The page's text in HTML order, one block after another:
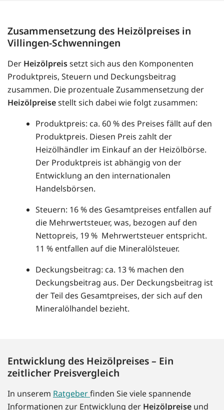
Zusammensetzung des Heizölpreises in
Villingen-Schwenningen
Der Heizölpreissetzt sich aus den Komponenten
Produktpreis, Steuern und Deckungsbeitrag
zusammen. Die prozentuale Zusammensetzung der
Heizölpreisestellt sich dabei wie folgt zusammen:
Produktpreis: ca. 60 % des Preises fällt auf den
Produktpreis. Diesen Preis zahlt der
Heizölhändler im Einkauf an der Heizölbörse.
Der Produktpreis ist abhängig von der
Entwicklung an den internationalen
Handelsbörsen.
Steuern: 16 % des Gesamtpreises entfallen auf
die Mehrwertsteuer, was, bezogen auf den
Nettopreis, 19 % Mehrwertsteuer entspricht.
11 % entfallen auf die Mineralölsteuer.
Deckungsbeitrag: ca. 13 % machen den
Deckungsbeitrag aus. Der Deckungsbeitrag ist
der Teil des Gesamtpreises, der sich auf den
Mineralölhandel bezieht.
Entwicklung des Heizölpreises – Ein
zeitlicher Preisvergleich
In unserem Ratgeberfinden Sie viele spannende
Informationen zur Entwicklung der Heizölpreise und